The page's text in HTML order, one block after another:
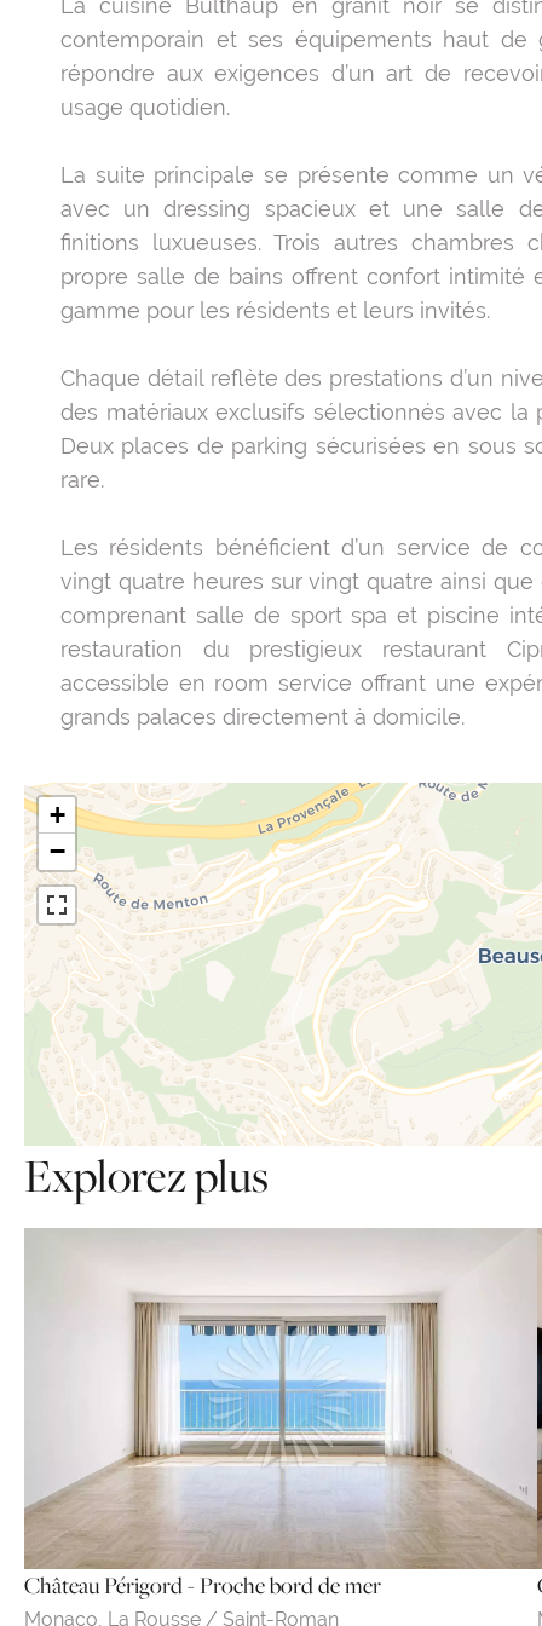
La cuisine Bulthaup en granit noir se
contemporain et ses équipements haut de
répondre aux exigences d’un art de
usage quotidien.
La suite principale se présente comme un
avec un dressing spacieux et une salle
finitions luxueuses. Trois autres chambres
propre salle de bains offrent confort intimité
gamme pour les résidents et leurs invités.
Chaque détail reflète des prestations d’un
des matériaux exclusifs sélectionnés avec la
Deux places de parking sécurisées en sous
rare.
Les résidents bénéficient d’un service de
vingt quatre heures sur vingt quatre ainsi que
comprenant salle de sport spa et piscine
restauration du prestigieux restaurant
accessible en room service offrant une
grands palaces directement à domicile.
+
−
Explorez plus
Château Périgord - Proche bord de mer
Monaco, La Rousse / Saint-Roman